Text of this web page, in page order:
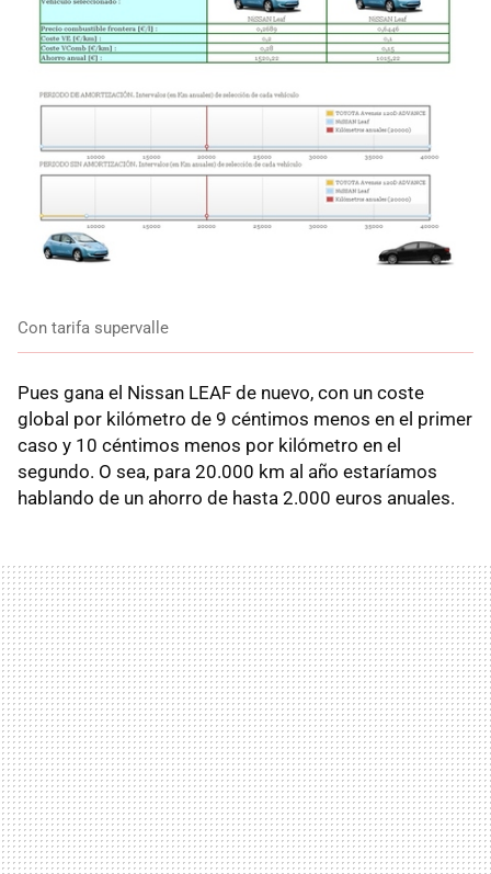
Con tarifa supervalle
Pues gana el Nissan LEAF de nuevo, con un coste
global por kilómetro de 9 céntimos menos en el primer
caso y 10 céntimos menos por kilómetro en el
segundo. O sea, para 20.000 km al año estaríamos
hablando de un ahorro de hasta 2.000 euros anuales.